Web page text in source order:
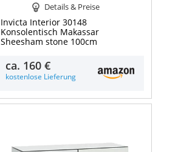
Details & Preise
Invicta Interior 30148
Konsolentisch Makassar
Sheesham stone 100cm
ca. 160 €
kostenlose Lieferung